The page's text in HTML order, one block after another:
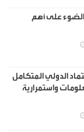
الضوء على أهم
الدولي المتكامل
واستمرارية